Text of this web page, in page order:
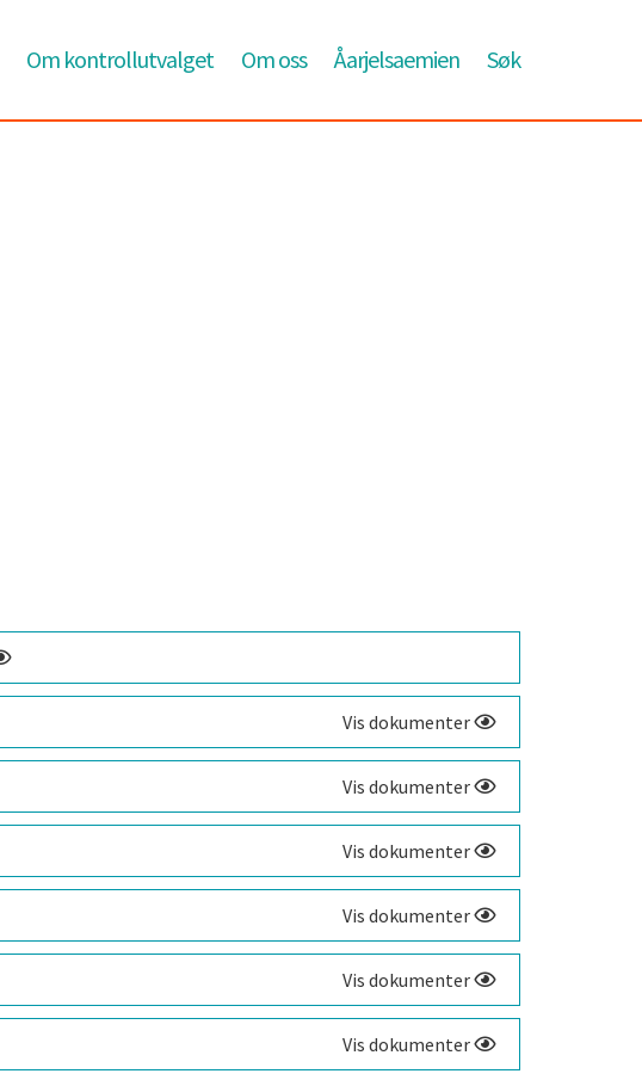
Om kontrollutvalget Om oss Åarjelsaemien Søk
Vis dokumenter
Vis dokumenter
Vis dokumenter
Vis dokumenter
Vis dokumenter
Vis dokumenter